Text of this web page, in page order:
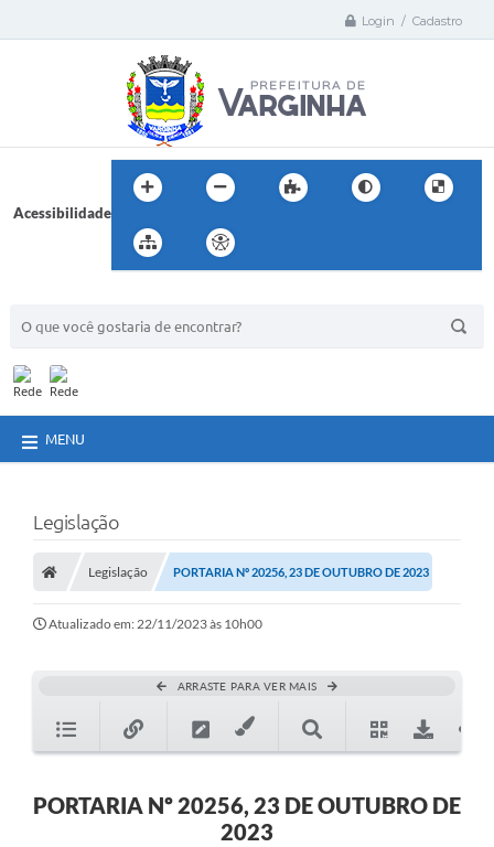
Login / Cadastro
Acessibilidade
MENU
Legislação
Legislação PORTARIA Nº 20256, 23 DE OUTUBRO DE 2023
Atualizado em: 22/11/2023 às 10h00
ARRASTE PARA VER MAIS
PORTARIA Nº 20256, 23 DE OUTUBRO DE
2023